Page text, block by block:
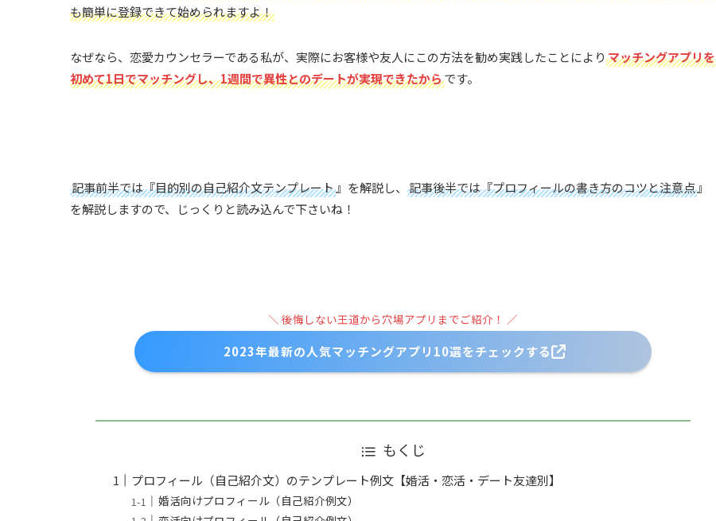
も簡単に登録できて始められますよ！
なぜなら、恋愛カウンセラーである私が、実際にお客様や友人にこの方法を勧め実践したことにより マッチングアプリを
初めて1日でマッチングし、1週間で異性とのデートが実現できたからです。
記事前半では『目的別の自己紹介文テンプレート』を解説し、 記事後半では『プロフィールの書き方のコツと注意点』
を解説しますので、じっくりと読み込んで下さいね！
＼ 後悔しない王道から穴場アプリまでご紹介！ ／
2023年最新の人気マッチングアプリ10選をチェックする
もくじ
プロフィール（自己紹介文）のテンプレート例文【婚活・恋活・デート友達別】
婚活向けプロフィール（自己紹介例文）